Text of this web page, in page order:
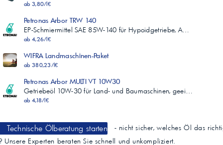
ab 3,80/l€
Petronas Arbor TRW 140
EP-Schmiermittel SAE 85W-140 für Hypoidgetriebe, A…
ab 4,26/l€
WIFRA Landmaschinen-Paket
ab 380,23/l€
Petronas Arbor MULTI VT 10W30
Getriebeöl 10W-30 für Land- und Baumaschinen, geei…
ab 4,18/l€
Technische Ölberatung starten
- nicht sicher, welches Öl das
Unsere Experten beraten Sie schnell und unkompliziert.